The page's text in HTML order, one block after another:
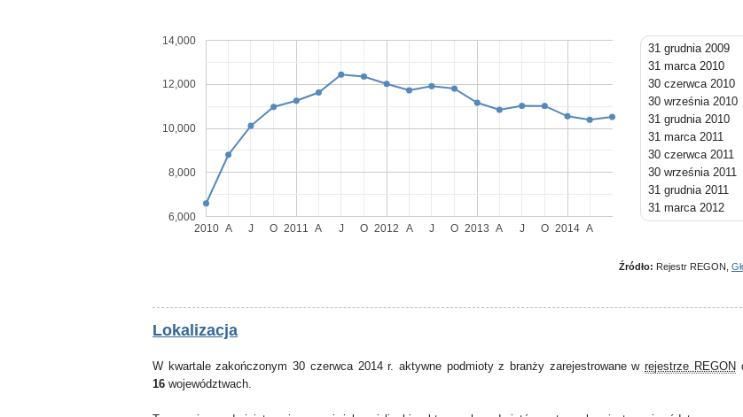
2010 2011 2012 2013 2014
A J O A J O A J O A J O A
6,000
8,000
10,000
12,000
14,000
31 grudnia 2009
31 marca 2010
30 czerwca 2010
30 września 2010
31 grudnia 2010
31 marca 2011
30 czerwca 2011
30 września 2011
31 grudnia 2011
31 marca 2012
30 czerwca 2012
31 grudnia 2012
30 czerwca 2014
Źródło: Rejestr REGON,
Lokalizacja
W kwartale zakończonym 30 czerwca 2014 r. aktywne podmioty z branży zarejestrowane wrejestrze REGON
16 województwach.